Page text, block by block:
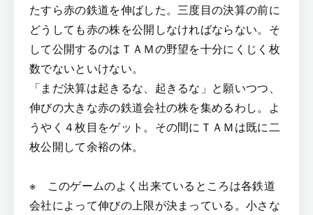
たすら赤の鉄道を伸ばした。三度目の決算の前に
どうしても赤の株を公開しなければならない。そ
して公開するのはＴＡＭの野望を十分にくじく枚
数でないといけない。
「まだ決算は起きるな、起きるな」と願いつつ、
伸びの大きな赤の鉄道会社の株を集めるわし。よ
うやく４枚目をゲット。その間にＴＡＭは既に二
枚公開して余裕の体。
※ このゲームのよく出来ているところは各鉄道
会社によって伸びの上限が決まっている。小さな